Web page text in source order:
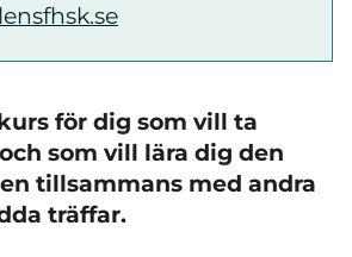
för dig som vill ta
som vill lära dig den
tillsammans med andra
träffar.